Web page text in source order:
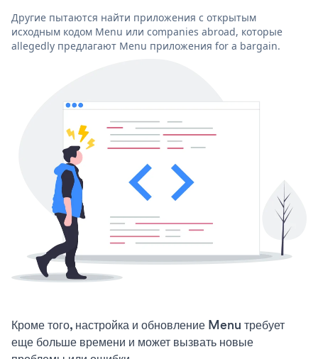
Другие пытаются найти приложения с открытым
исходным кодом Menu или companies abroad, которые
allegedly предлагают Menu приложения for a bargain.
Кроме того, настройка и обновление Menu требует
еще больше времени и может вызвать новые